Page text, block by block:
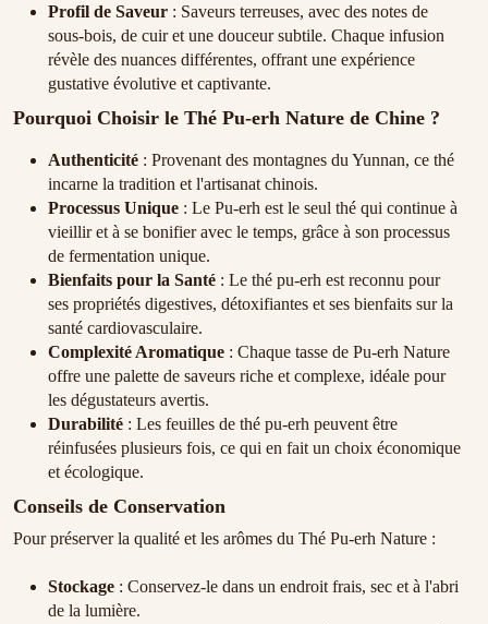
Profil de Saveur : Saveurs terreuses, avec des notes de
sous-bois, de cuir et une douceur subtile. Chaque infusion
révèle des nuances différentes, offrant une expérience
gustative évolutive et captivante.
Pourquoi Choisir le Thé Pu-erh Nature de Chine ?
Authenticité : Provenant des montagnes du Yunnan, ce thé
incarne la tradition et l'artisanat chinois.
Processus Unique : Le Pu-erh est le seul thé qui continue à
vieillir et à se bonifier avec le temps, grâce à son processus
de fermentation unique.
Bienfaits pour la Santé : Le thé pu-erh est reconnu pour
ses propriétés digestives, détoxifiantes et ses bienfaits sur la
santé cardiovasculaire.
Complexité Aromatique : Chaque tasse de Pu-erh Nature
offre une palette de saveurs riche et complexe, idéale pour
les dégustateurs avertis.
Durabilité : Les feuilles de thé pu-erh peuvent être
réinfusées plusieurs fois, ce qui en fait un choix économique
et écologique.
Conseils de Conservation
Pour préserver la qualité et les arômes du Thé Pu-erh Nature :
Stockage : Conservez-le dans un endroit frais, sec et à l'abri
de la lumière.